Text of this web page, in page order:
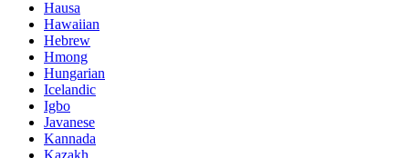
Hausa
Hawaiian
Hebrew
Hmong
Hungarian
Icelandic
Igbo
Javanese
Kannada